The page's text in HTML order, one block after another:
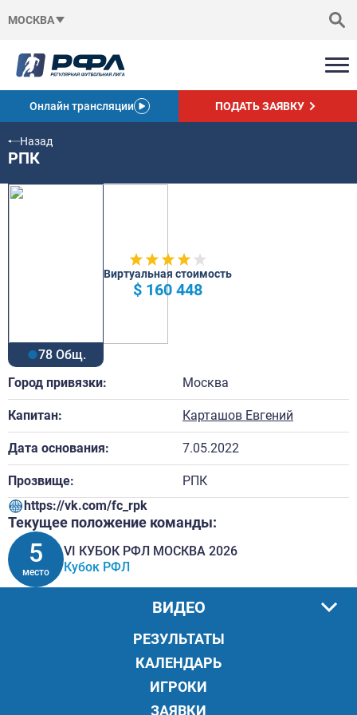
МОСКВА
Онлайн трансляции ПОДАТЬ ЗАЯВКУ
Назад
РПК
78 Общ.
Виртуальная стоимость
$ 160 448
Город привязки: Москва
Капитан: Карташов Евгений
Дата основания: 7.05.2022
Прозвище:
РПК
https://vk.com/fc_rpk
Текущее положение команды:
5
место
VI КУБОК РФЛ МОСКВА 2026
Кубок РФЛ
РЕЗУЛЬТАТЫ
КАЛЕНДАРЬ
ИГРОКИ
ЗАЯВКИ
ВИДЕО